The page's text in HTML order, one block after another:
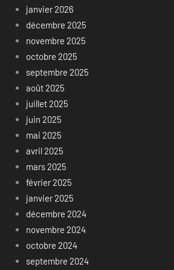
janvier 2026
décembre 2025
novembre 2025
octobre 2025
septembre 2025
août 2025
juillet 2025
juin 2025
mai 2025
avril 2025
mars 2025
février 2025
janvier 2025
décembre 2024
novembre 2024
octobre 2024
septembre 2024